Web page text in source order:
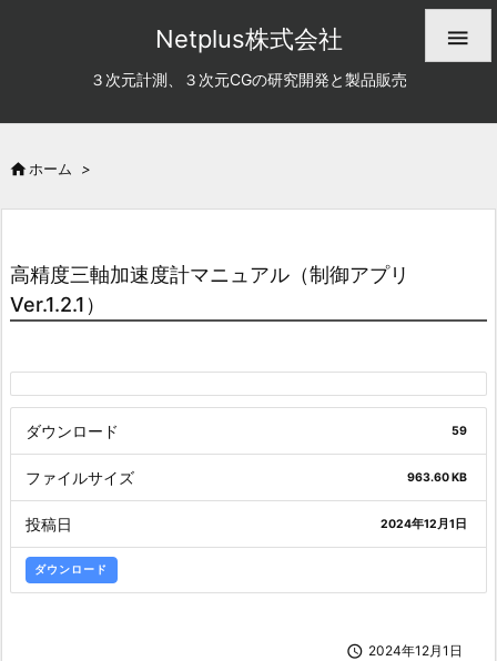
Netplus株式会社
３次元計測、３次元CGの研究開発と製品販売

 ホーム >
高精度三軸加速度計マニュアル（制御アプリ
Ver.1.2.1）
ダウンロード 59
ファイルサイズ 963.60 KB
投稿日 2024年12月1日
ダウンロード
 2024年12月1日